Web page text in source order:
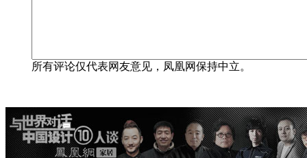
所有评论仅代表网友意见，凤凰网保持中立。